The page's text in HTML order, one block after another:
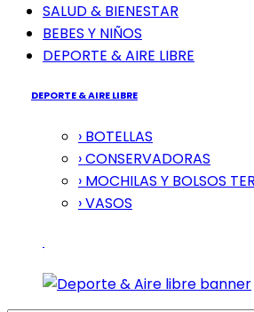
SALUD & BIENESTAR
BEBES Y NIÑOS
DEPORTE & AIRE LIBRE
DEPORTE & AIRE LIBRE
› BOTELLAS
› CONSERVADORAS
› MOCHILAS Y BOLSOS
› VASOS